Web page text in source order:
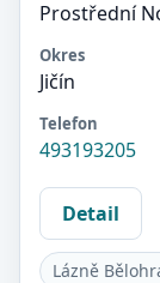
Prostřední
Okres
Jičín
Telefon
493193205
Detail
Lázně